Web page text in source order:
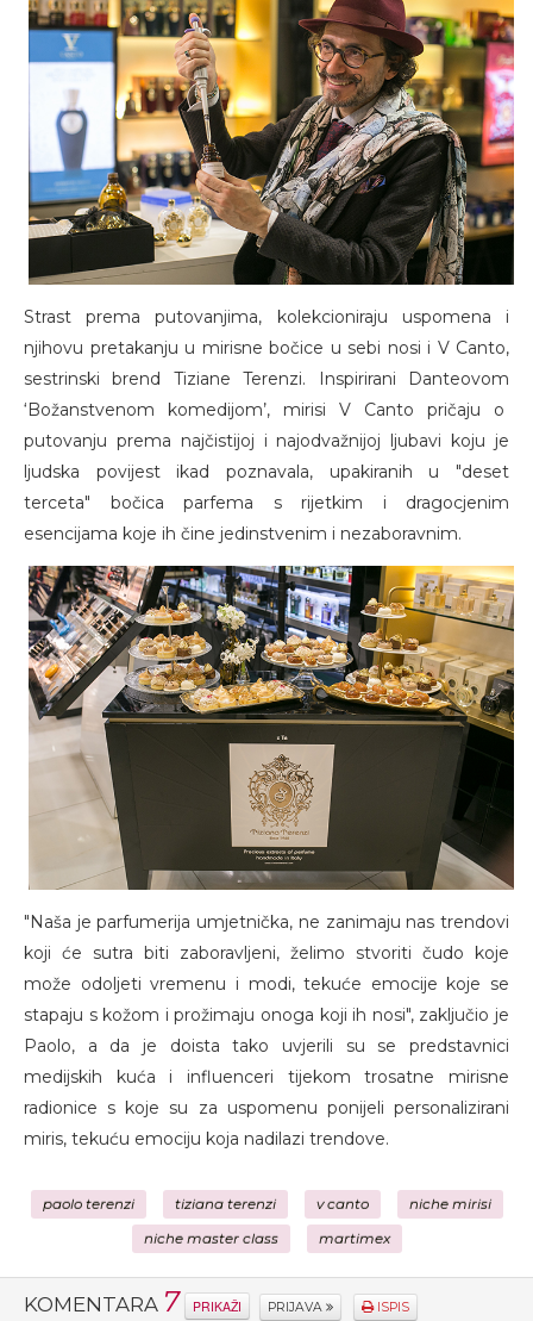
Strast prema putovanjima, kolekcioniraju uspomena i
njihovu pretakanju u mirisne bočice u sebi nosi i V Canto,
sestrinski brend Tiziane Terenzi. Inspirirani Danteovom
‘Božanstvenom komedijom’, mirisi V Canto pričaju o
putovanju prema najčistijoj i najodvažnijoj ljubavi koju je
ljudska povijest ikad poznavala, upakiranih u "deset
terceta" bočica parfema s rijetkim i dragocjenim
esencijama koje ih čine jedinstvenim i nezaboravnim.
"Naša je parfumerija umjetnička, ne zanimaju nas trendovi
koji će sutra biti zaboravljeni, želimo stvoriti čudo koje
može odoljeti vremenu i modi, tekuće emocije koje se
stapaju s kožom i prožimaju onoga koji ih nosi", zaključio je
Paolo, a da je doista tako uvjerili su se predstavnici
medijskih kuća i influenceri tijekom trosatne mirisne
radionice s koje su za uspomenu ponijeli personalizirani
miris, tekuću emociju koja nadilazi trendove.
paolo terenzi tiziana terenzi v canto niche mirisi
niche master class martimex
KOMENTARA 7 PRIKAŽI PRIJAVA ISPIS